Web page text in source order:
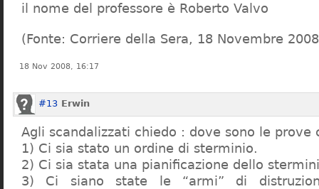
il nome del professore è Roberto Valvo
(Fonte: Corriere della Sera, 18 Novembre
18 Nov 2008, 16:17
#13 Erwin
Agli scandalizzati chiedo : dove sono le prove
1) Ci sia stato un ordine di sterminio.
2) Ci sia stata una pianificazione dello
3) Ci siano state le “armi” di